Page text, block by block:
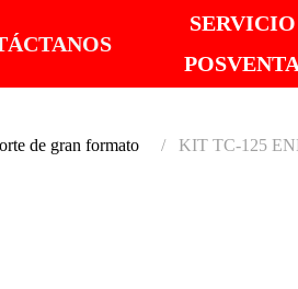
SERVICIO
de gran formato KIT TC-125